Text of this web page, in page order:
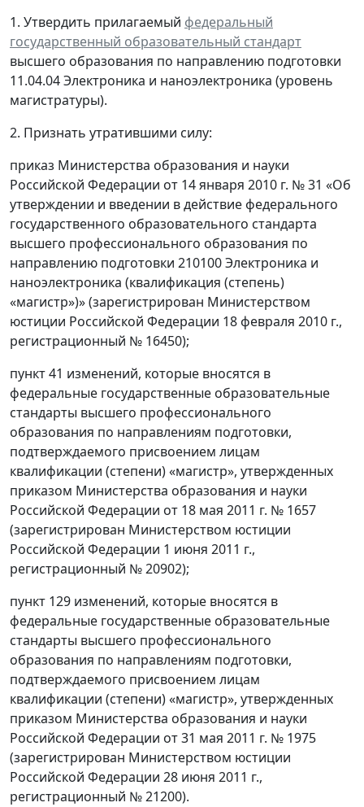
1. Утвердить прилагаемый федеральный
государственный образовательный стандарт
высшего образования по направлению подготовки
11.04.04 Электроника и наноэлектроника (уровень
магистратуры).
2. Признать утратившими силу:
приказ Министерства образования и науки
Российской Федерации от 14 января 2010 г. № 31 «Об
утверждении и введении в действие федерального
государственного образовательного стандарта
высшего профессионального образования по
направлению подготовки 210100 Электроника и
наноэлектроника (квалификация (степень)
«магистр»)» (зарегистрирован Министерством
юстиции Российской Федерации 18 февраля 2010 г.,
регистрационный № 16450);
пункт 41 изменений, которые вносятся в
федеральные государственные образовательные
стандарты высшего профессионального
образования по направлениям подготовки,
подтверждаемого присвоением лицам
квалификации (степени) «магистр», утвержденных
приказом Министерства образования и науки
Российской Федерации от 18 мая 2011 г. № 1657
(зарегистрирован Министерством юстиции
Российской Федерации 1 июня 2011 г.,
регистрационный № 20902);
пункт 129 изменений, которые вносятся в
федеральные государственные образовательные
стандарты высшего профессионального
образования по направлениям подготовки,
подтверждаемого присвоением лицам
квалификации (степени) «магистр», утвержденных
приказом Министерства образования и науки
Российской Федерации от 31 мая 2011 г. № 1975
(зарегистрирован Министерством юстиции
Российской Федерации 28 июня 2011 г.,
регистрационный № 21200).